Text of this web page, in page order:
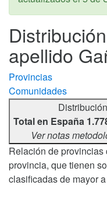
apellido
Provincias
Comunidades
Distribución
Total en España
Ver notas
Relación de
provincia, que tienen
clasificadas de mayor